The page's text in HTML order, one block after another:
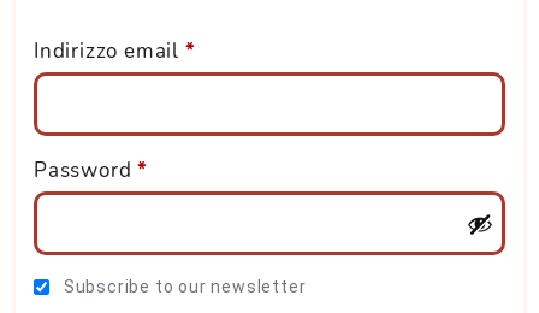
Indirizzo email *
Password*
Subscribe to our newsletter